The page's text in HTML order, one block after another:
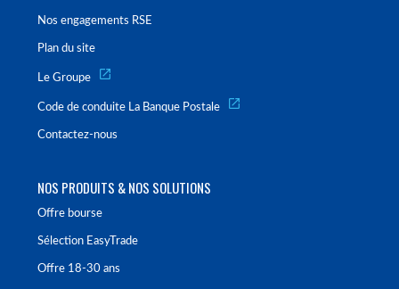
Nos engagements RSE
Plan du site
Le Groupe
Code de conduite La Banque Postale
Contactez-nous
NOS PRODUITS & NOS SOLUTIONS
Offre bourse
Sélection EasyTrade
Offre 18-30 ans